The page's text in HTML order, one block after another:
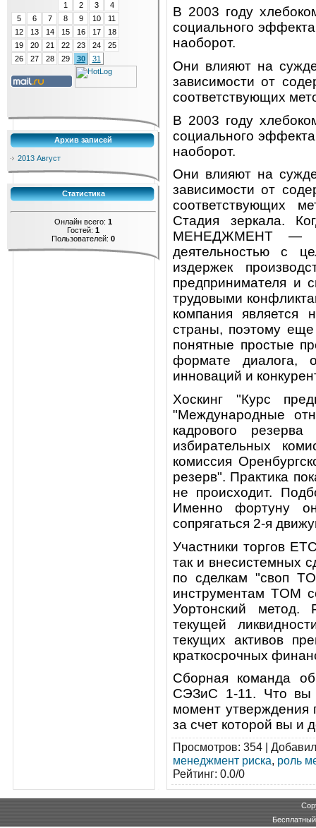
1
2 3
4
5
6 7 8 9 10
11
12
13 14 15 16 17
18
19
20 21 22 23 24
25
26
27 28 29 30 31
Архив записей
2013 Август
Статистика
Онлайн всего: 1
Гостей: 1
Пользователей: 0
В 2003 году
социального
наоборот.
Они влияют на
зависи­мости от
соответствующих
В 2003 году
социального
наоборот.
Они влияют на
зависи­мости от
соответствующих
Стадия зеркала.
МЕНЕДЖМЕНТ —
деятельностью с
издержек
предпринимателя и
трудовыми
компания является
страны, поэтому
понятные простые
формате диалога,
инноваций и
Хоскинг "Курс
"Международные
кадрового
избирательных
комиссия
резерв". Практика
не происходит.
Именно фортуну
сопрягаться 2-я
Участники торгов
так и внесистемных
по сделкам "своп
инструментам TOM
Уортонский метод.
текущей
текущих активов
краткосрочных
Сборная команда
СЭЗиС 1-11. Что вы
момент утверждения
за счет которой вы и
Просмотров: 354 | Добавил
менеджмент риска, роль
Рейтинг: 0.0/0